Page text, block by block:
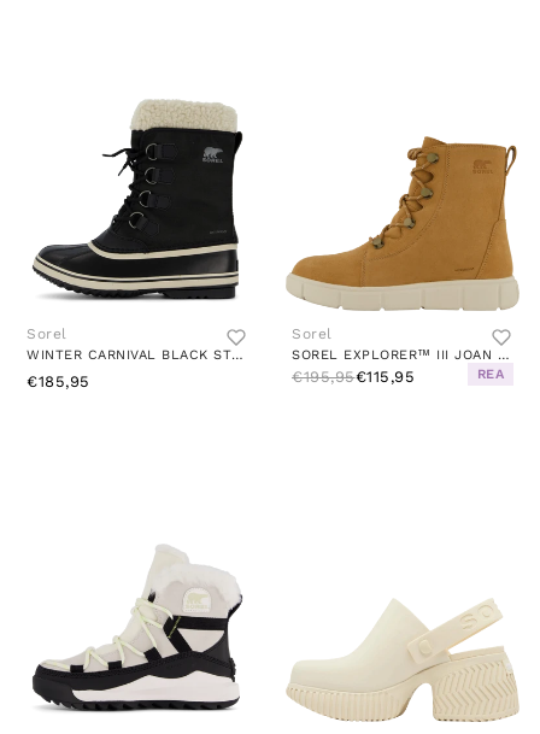
Sorel
WINTER CARNIVAL BLACK STONE
€185,95
Sorel
SOREL EXPLORER™ III JOAN WP BROWN
€195,95€115,95 REA